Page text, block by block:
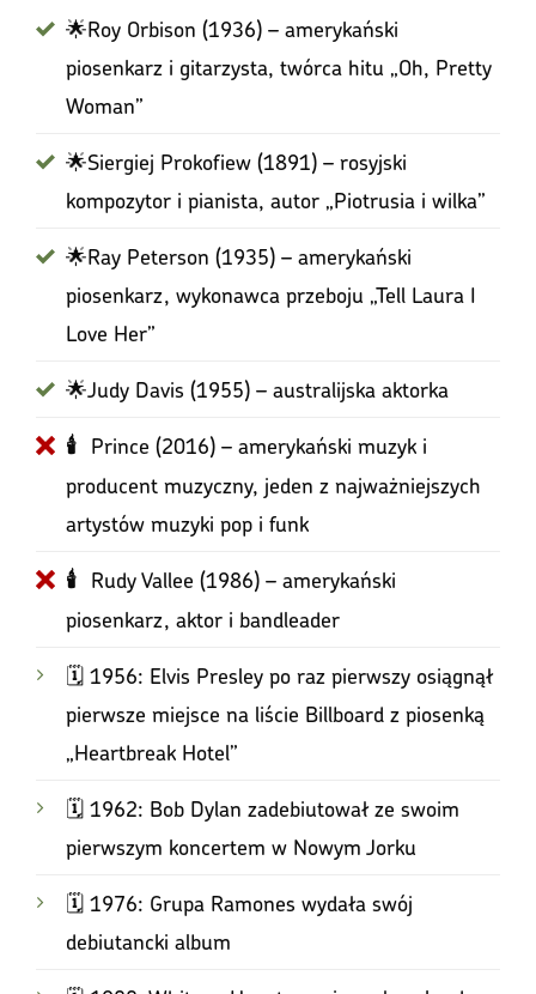
🌟Roy Orbison (1936) – amerykański
piosenkarz i gitarzysta, twórca hitu „Oh, Pretty
Woman”
🌟Siergiej Prokofiew (1891) – rosyjski
kompozytor i pianista, autor „Piotrusia i wilka”
🌟Ray Peterson (1935) – amerykański
piosenkarz, wykonawca przeboju „Tell Laura I
Love Her”
🌟Judy Davis (1955) – australijska aktorka
🕯 Prince (2016) – amerykański muzyk i
producent muzyczny, jeden z najważniejszych
artystów muzyki pop i funk
🕯 Rudy Vallee (1986) – amerykański
piosenkarz, aktor i bandleader
🗓️ 1956: Elvis Presley po raz pierwszy osiągnął
pierwsze miejsce na liście Billboard z piosenką
„Heartbreak Hotel”
🗓️ 1962: Bob Dylan zadebiutował ze swoim
pierwszym koncertem w Nowym Jorku
🗓️ 1976: Grupa Ramones wydała swój
debiutancki album